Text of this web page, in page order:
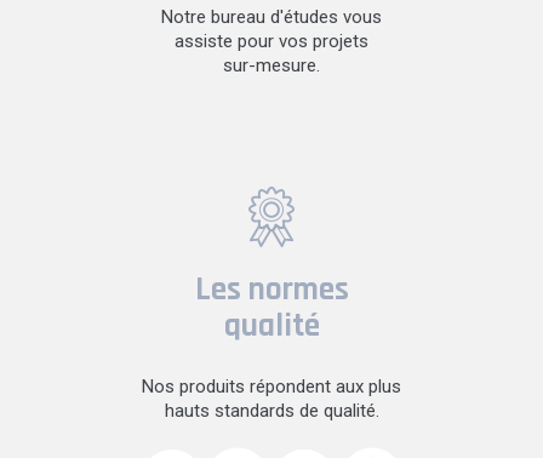
Notre bureau d'études vous
assiste pour vos projets
sur-mesure.
Les normes
qualité
Nos produits répondent aux plus
hauts standards de qualité.